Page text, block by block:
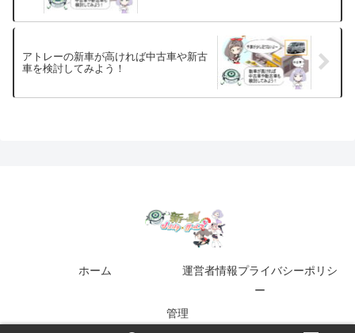
アトレーの新車が高ければ中古車や新古
車を検討してみよう！
ホーム
運営者情報プライバシーポリシ
ー
管理